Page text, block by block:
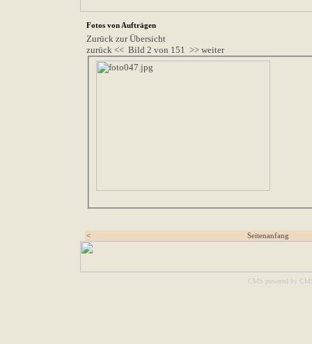
Fotos von Aufträgen
Zurück zur Übersicht
zurück << Bild 2 von 151 >> weiter
< Seitenanfang
CMS powered by